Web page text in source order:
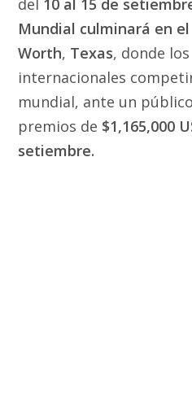
Mundial culminará en
Worth, Texas, donde
internacionales
mundial, ante un
premios de $1,165,000
setiembre.